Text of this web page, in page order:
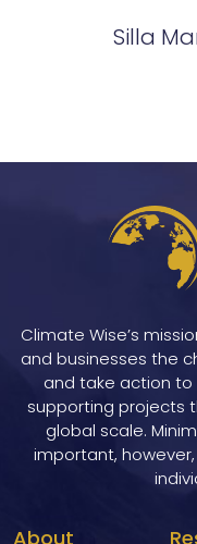
Silla
Climate Wise’s
and businesses the
and take action
supporting projects
global scale.
important,
About